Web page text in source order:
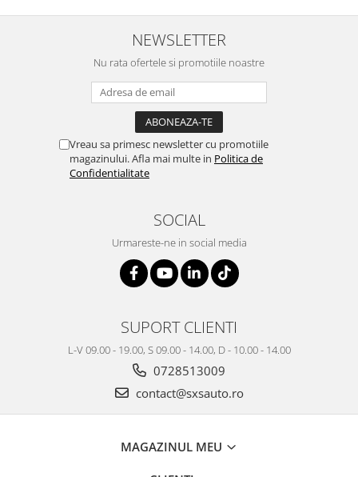
NEWSLETTER
Nu rata ofertele si promotiile noastre
Vreau sa primesc newsletter cu promotiile
magazinului. Afla mai multe in Politica de
Confidentialitate
SOCIAL
Urmareste-ne in social media
SUPORT CLIENTI
L-V 09.00 - 19.00, S 09.00 - 14.00, D - 10.00 - 14.00
0728513009
contact@sxsauto.ro
MAGAZINUL MEU